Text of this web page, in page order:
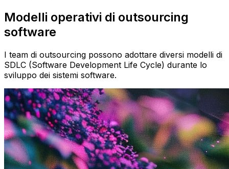
Modelli operativi di outsourcing
software
I team di outsourcing possono adottare diversi modelli di
SDLC (Software Development Life Cycle) durante lo
sviluppo dei sistemi software.